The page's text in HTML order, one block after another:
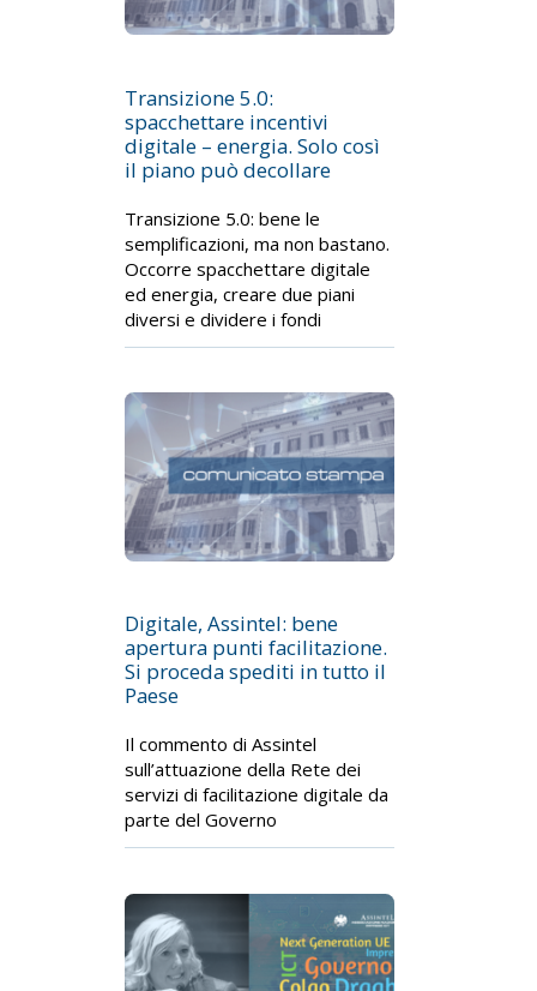
Transizione 5.0:
spacchettare incentivi
digitale – energia. Solo così
il piano può decollare
Transizione 5.0: bene le
semplificazioni, ma non bastano.
Occorre spacchettare digitale
ed energia, creare due piani
diversi e dividere i fondi
Digitale, Assintel: bene
apertura punti facilitazione.
Si proceda spediti in tutto il
Paese
Il commento di Assintel
sull’attuazione della Rete dei
servizi di facilitazione digitale da
parte del Governo